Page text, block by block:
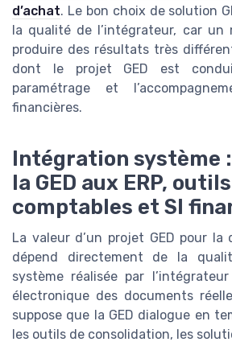
d’achat. Le bon choix de solution
la qualité de l’intégrateur, car un
produire des résultats très
dont le projet GED est
paramétrage et
financières.
Intégration système
la GED aux ERP, outils
comptables et SI
La valeur d’un projet GED pour la
dépend directement de la
système réalisée par
électronique des documents
suppose que la GED dialogue en
les outils de consolidation, les